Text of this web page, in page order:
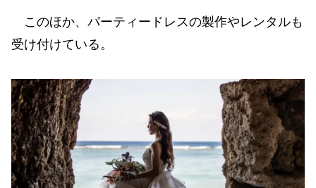
このほか、パーティードレスの製作やレンタルも
受け付けている。